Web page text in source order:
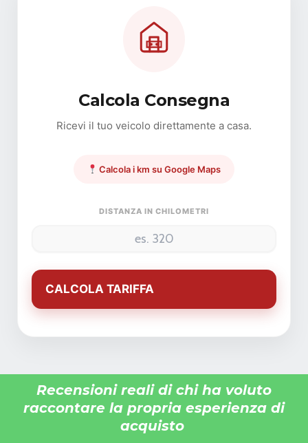
Calcola Consegna
Ricevi il tuo veicolo direttamente a casa.
Calcola i km su Google Maps
DISTANZA IN CHILOMETRI
CALCOLA TARIFFA
Recensioni reali di chi ha voluto
raccontare la propria esperienza di
acquisto